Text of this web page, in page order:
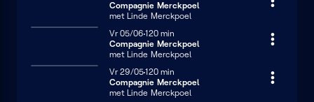
Compagnie Merckpoel
met Linde Merckpoel
Vrijdag 5 juni
Vr 05/06120 minuten
120 min
Compagnie Merckpoel
met Linde Merckpoel
Vrijdag 29 mei
Vr 29/05120 minuten
120 min
Compagnie Merckpoel
met Linde Merckpoel